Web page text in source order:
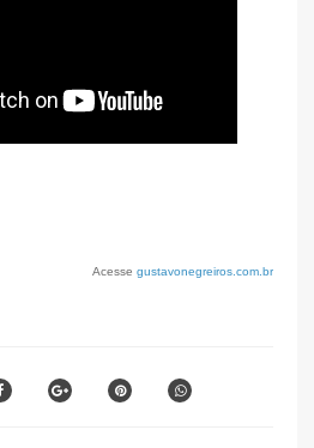
Acesse gustavonegreiros.com.br